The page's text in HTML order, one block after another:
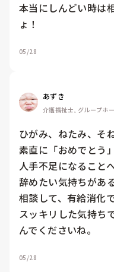
本当にしんどい時は
ょ！
05/28
あずき
介護福祉士, グループホ
ひがみ、ねたみ、そ
素直に「おめでとう
人手不足になること
辞めたい気持ちがあ
相談して、有給消化
スッキリした気持ち
んでくださいね。
05/28